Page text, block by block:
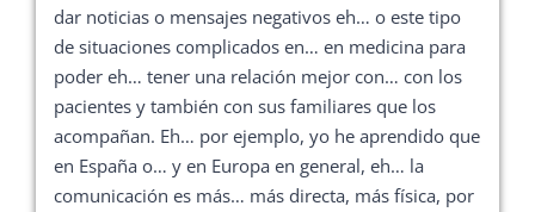
dar noticias o mensajes negativos eh… o este tipo
de situaciones complicados en… en medicina para
poder eh… tener una relación mejor con… con los
pacientes y también con sus familiares que los
acompañan. Eh… por ejemplo, yo he aprendido que
en España o… y en Europa en general, eh… la
comunicación es más… más directa, más física, por